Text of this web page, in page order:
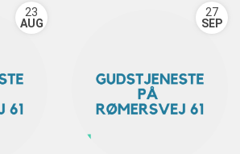
23
AUG
27
SEP